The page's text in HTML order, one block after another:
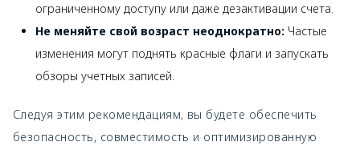
ограниченному доступу или даже дезактивации счета.
Не меняйте свой возраст неоднократно: Частые
изменения могут поднять красные флаги и запускать
обзоры учетных записей.
Следуя этим рекомендациям, вы будете обеспечить
безопасность, совместимость и оптимизированную